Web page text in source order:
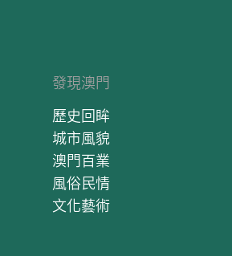
發現澳門
歷史回眸
城市風貌
澳門百業
風俗民情
文化藝術